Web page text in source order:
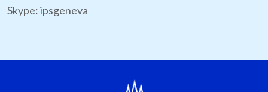
Skype: ipsgeneva